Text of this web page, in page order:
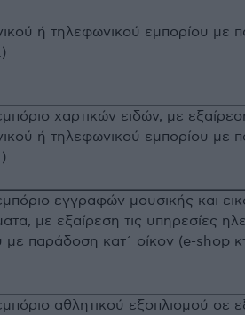
ή τηλεφωνικού εμπορίου με
χαρτικών ειδών, με
ή τηλεφωνικού εμπορίου με
εγγραφών μουσικής και
με εξαίρεση τις υπηρεσίες
με παράδοση κατ΄ οίκον (e-
αθλητικού εξοπλισμού σε